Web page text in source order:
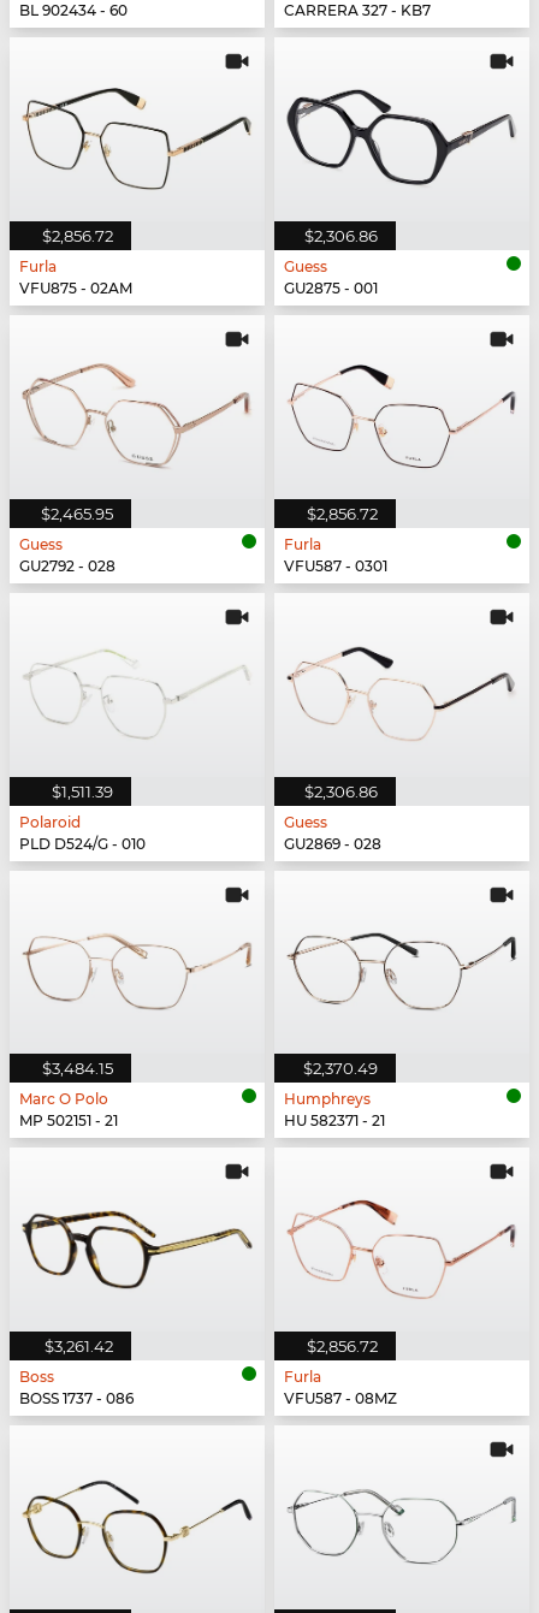
BL 902434 - 60
CARRERA 327 - KB7
$2,856.72
Furla
VFU875 - 02AM
$2,306.86
Guess
GU2875 - 001
$2,465.95
Guess
GU2792 - 028
$2,856.72
Furla
VFU587 - 0301
$1,511.39
Polaroid
PLD D524/G - 010
$2,306.86
Guess
GU2869 - 028
$3,484.15
Marc O Polo
MP 502151 - 21
$2,370.49
Humphreys
HU 582371 - 21
$3,261.42
Boss
BOSS 1737 - 086
$2,856.72
Furla
VFU587 - 08MZ